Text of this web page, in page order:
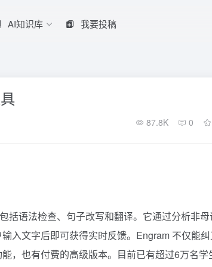
AI知识库 我要投稿
87.8K 0
括语法检查、句子改写和翻译。它通过分析非
入文字后即可获得实时反馈。Engram 不仅能
，也有付费的高级版本。目前已有超过6万名学